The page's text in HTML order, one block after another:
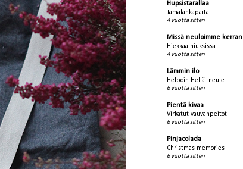
Hupsistarallaa
Jämälankapaita
4 vuotta sitten
Missä neuloimme kerran
Hiekkaa hiuksissa
4 vuotta sitten
Lämmin ilo
Helpoin Hellä -neule
6 vuotta sitten
Pientä kivaa
Virkatut vauvanpeitot
6 vuotta sitten
Pinjacolada
Christmas memories
6 vuotta sitten